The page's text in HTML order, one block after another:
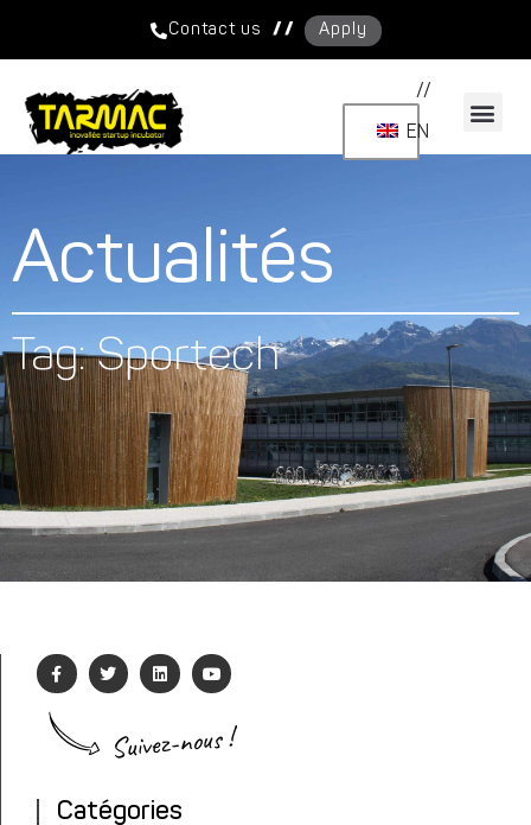
Contact us / / Apply
//
EN
Actualités
Tag: Sportech
Suivez-nous !
Catégories